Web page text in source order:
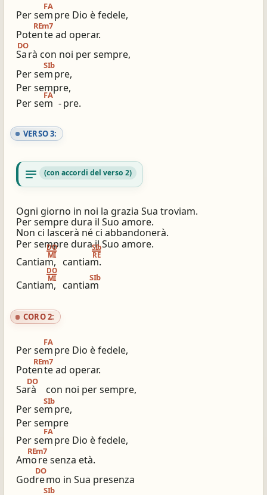
Per sem
FA
pre Dio è fedele,
Poten
REm7
te ad operar.
Sa
DO
rà con noi per sempre,
Per sem
SIb
pre,
Per sempre,
Per sem
FA
-pre.
VERSO 3:
notes (con accordi del verso 2)
Ogni giorno in noi la grazia Sua troviam.
Per sempre dura il Suo amore.
Non ci lascerà né ci abbandonerà.
Per sempre dura il Suo amore.
Cantiam,
DO
MI
cantiam.
SIb
RE
Cantiam,
DO
MI
cantiam
SIb
CORO 2:
Per sem
FA
pre Dio è fedele,
Poten
REm7
te ad operar.
Sarà
DO
con noi per sempre,
Per sem
SIb
pre,
Per sempre
Per sem
FA
pre Dio è fedele,
Amo
REm7
re senza età.
Godre
DO
mo in Sua presenza
SIb